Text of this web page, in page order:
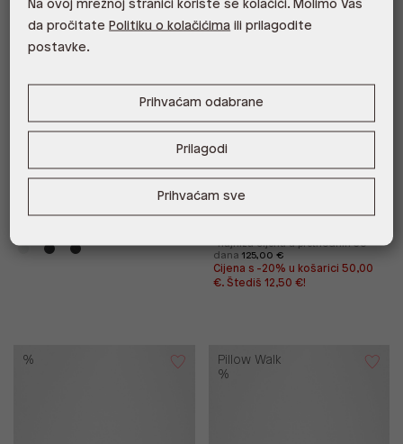
ROCKO SYN PEBBLE
*najniža cijena u prethodnih 30
dana 125,00 €
Cijena s -20% u košarici 50,00
€. Štediš 12,50 €!
%
Pillow Walk
%
Na ovoj mrežnoj stranici koriste se kolačići. Molimo Vas
da pročitate Politiku o kolačićima ili prilagodite
postavke.
Prihvaćam odabrane
Prilagodi
Prihvaćam sve